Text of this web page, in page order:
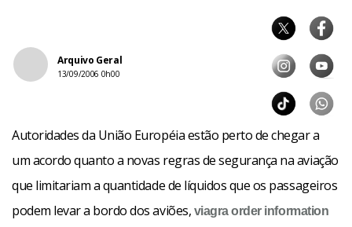
Arquivo Geral
13/09/2006 0h00
Autoridades da União Européia estão perto de chegar a
um acordo quanto a novas regras de segurança na aviação
que limitariam a quantidade de líquidos que os passageiros
podem levar a bordo dos aviões, viagra order information